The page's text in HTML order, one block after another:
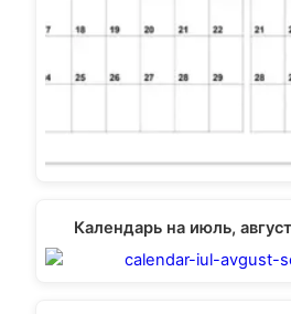
Календарь на июль,